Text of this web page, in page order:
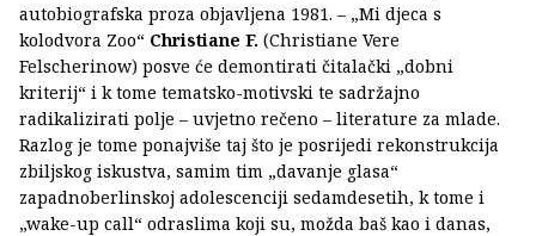
autobiografska proza objavljena 1981. – „Mi djeca s
kolodvora Zoo“ Christiane F. (Christiane Vere
Felscherinow) posve će demontirati čitalački „dobni
kriterij“ i k tome tematsko-motivski te sadržajno
radikalizirati polje – uvjetno rečeno – literature za mlade.
Razlog je tome ponajviše taj što je posrijedi rekonstrukcija
zbiljskog iskustva, samim tim „davanje glasa“
zapadnoberlinskoj adolescenciji sedamdesetih, k tome i
„wake-up call“ odraslima koji su, možda baš kao i danas,